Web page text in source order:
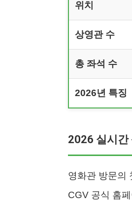
위치
상영관 수
총 좌석 수
2026년 특징
2026 실시간
영화관 방문의
CGV 공식 홈